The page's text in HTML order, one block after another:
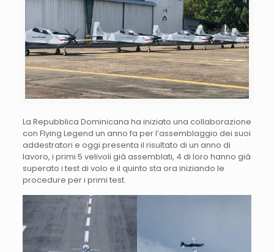
La Repubblica Dominicana ha iniziato una collaborazione
con Flying Legend un anno fa per l’assemblaggio dei suoi
addestratori e oggi presenta il risultato di un anno di
lavoro, i primi 5 velivoli già assemblati, 4 di loro hanno già
superato i test di volo e il quinto sta ora iniziando le
procedure per i primi test.